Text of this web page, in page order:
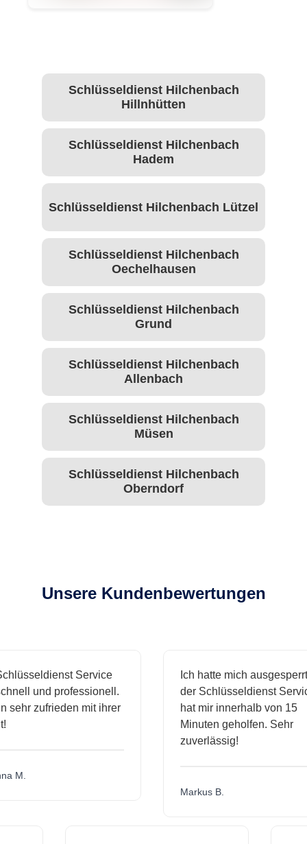
Schlüsseldienst Hilchenbach
Hillnhütten
Schlüsseldienst Hilchenbach
Hadem
Schlüsseldienst Hilchenbach Lützel
Schlüsseldienst Hilchenbach
Oechelhausen
Schlüsseldienst Hilchenbach
Grund
Schlüsseldienst Hilchenbach
Allenbach
Schlüsseldienst Hilchenbach
Müsen
Schlüsseldienst Hilchenbach
Oberndorf
Unsere Kundenbewertungen
Service
und professionell.
zufrieden mit ihrer
M.
Ich hatte mich ausgesperrt
der Schlüsseldienst
hat mir innerhalb von 15
Minuten geholfen. Sehr
zuverlässig!
Markus B.